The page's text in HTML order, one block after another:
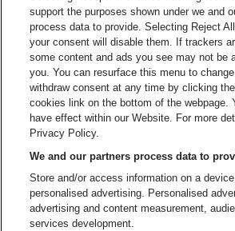
Ga naar de website van
Ga
Ga naar de website
Ga naar de
Capitole Gent is een deel
Capitole Gent
Graaf Van Vlaanderenplein 5,
be•at venues nv
Schijnpoortweg 119, 2170
BTW (BE) 0461.051.688 -
BNP Paribas Fortis - IBAN: BE93
support the purposes shown under we and
process data to provide. Selecting Reject
your consent will disable them. If trackers
some content and ads you see may not be
you. You can resurface this menu to
withdraw consent at any time by clicking
cookies link on the bottom of the webpage.
have effect within our Website. For more
Privacy Policy.
We and our partners process data to
Store and/or access information on a
personalised advertising. Personalised
advertising and content measurement,
services development.